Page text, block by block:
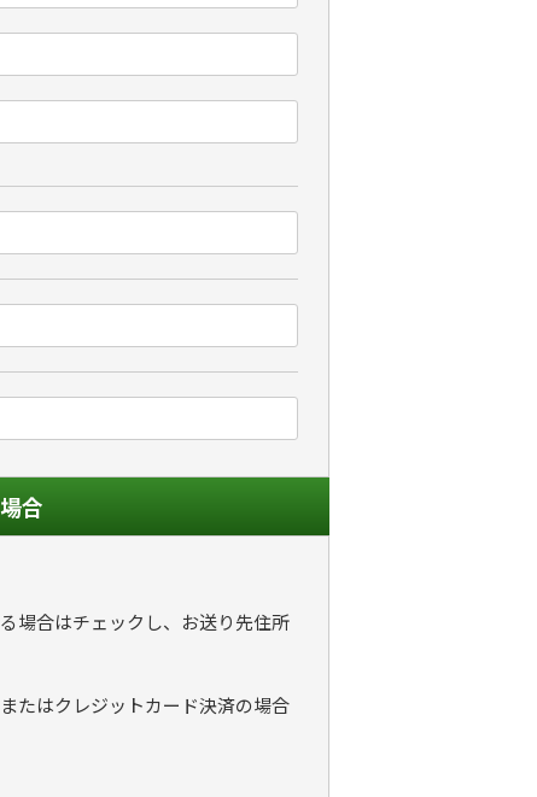
合
場合はチェックし、お送り先住所
たはクレジットカード決済の場合